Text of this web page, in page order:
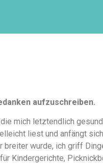
aufzuschreiben.
mich letztendlich
liest und anfängt
breiter wurde, ich griff
Kindergerichte,